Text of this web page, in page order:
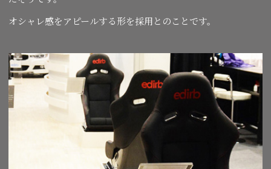
オシャレ感をアピールする形を採用とのことです。